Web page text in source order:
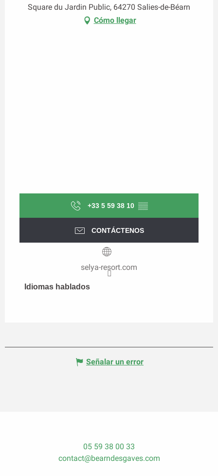
Square du Jardin Public, 64270 Salies-de-Béarn
Cómo llegar
+33 5 59 38 10 ▒▒
CONTÁCTENOS
selya-resort.com
Idiomas hablados
Idiomas hablados
Señalar un error
05 59 38 00 33
contact@bearndesgaves.com